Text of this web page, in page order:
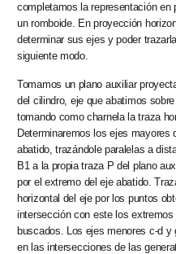
completamos la representación
un romboide. En proyección
determinar sus ejes y poder
siguiente modo.
Tomamos un plano auxiliar
del cilindro, eje que abatimos
tomando como charnela la traza
Determinaremos los ejes mayores
abatido, trazándole paralelas a
B1 a la propia traza P del plano
por el extremo del eje abatido.
horizontal del eje por los puntos
intersección con este los
buscados. Los ejes menores c-d
en las intersecciones de las